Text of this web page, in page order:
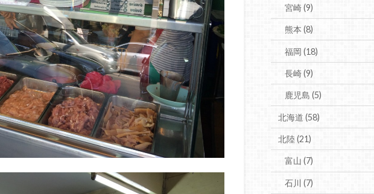
宮崎(9)
熊本(8)
福岡(18)
長崎(9)
鹿児島(5)
北海道 (58)
北陸(21)
富山(7)
石川(7)